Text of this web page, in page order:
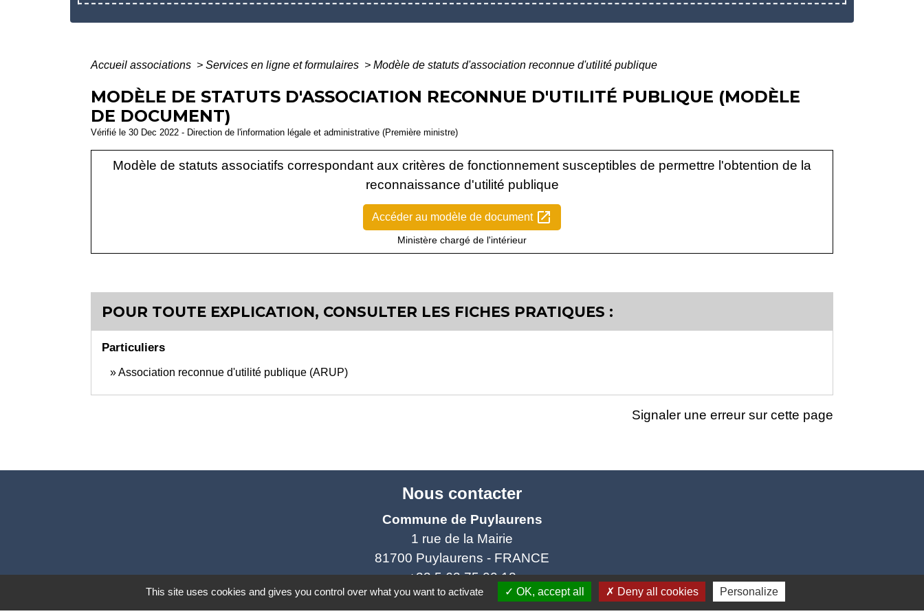
Accueil associations > Services en ligne et formulaires > Modèle de statuts d'association reconnue d'utilité publique
MODÈLE DE STATUTS D'ASSOCIATION RECONNUE D'UTILITÉ PUBLIQUE (MODÈLE
DE DOCUMENT)
Vérifié le 30 Dec 2022 - Direction de l'information légale et administrative (Première ministre)
Modèle de statuts associatifs correspondant aux critères de fonctionnement susceptibles de permettre l'obtention de la
reconnaissance d'utilité publique
Accéder au modèle de document open_in_new
Ministère chargé de l'intérieur
POUR TOUTE EXPLICATION, CONSULTER LES FICHES PRATIQUES :
Particuliers
Association reconnue d'utilité publique (ARUP)
Signaler une erreur sur cette page
Nous contacter
Commune de Puylaurens
1 rue de la Mairie
81700 Puylaurens - FRANCE
+33 5 63 75 00 18
Contact par formulaire
This site uses cookies and gives you control over what you want to activate OK, accept all Deny all cookies Personalize